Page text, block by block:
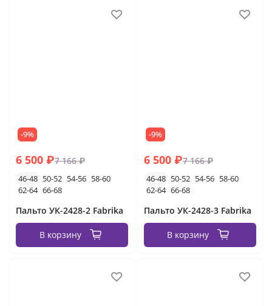
-9%
6 500 ₽7 166 ₽
46-48 50-52 54-56 58-60
62-64 66-68
Пальто УК-2428-2 Fabrika
В корзину
-9%
6 500 ₽7 166 ₽
46-48 50-52 54-56 58-60
62-64 66-68
Пальто УК-2428-3 Fabrika
В корзину